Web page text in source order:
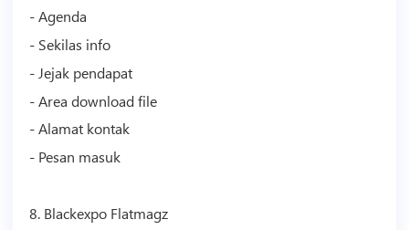
- Agenda
- Sekilas info
- Jejak pendapat
- Area download file
- Alamat kontak
- Pesan masuk
8. Blackexpo Flatmagz